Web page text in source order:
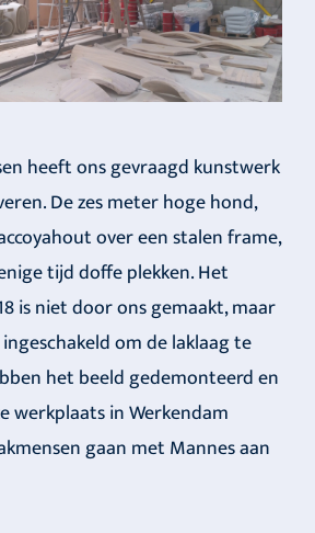
heeft ons gevraagd kunstwerk
De zes meter hoge hond,
over een stalen frame,
tijd doffe plekken. Het
is niet door ons gemaakt, maar
om de laklaag te
het beeld gedemonteerd en
werkplaats in Werkendam
gaan met Mannes aan